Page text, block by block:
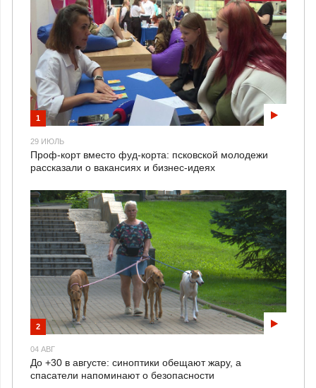
1
29 ИЮЛЬ
Проф-корт вместо фуд-корта: псковской молодежи
рассказали о вакансиях и бизнес-идеях
2
04 АВГ
До +30 в августе: синоптики обещают жару, а
спасатели напоминают о безопасности